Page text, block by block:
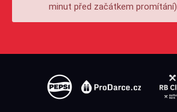
minut před začátkem promítání)